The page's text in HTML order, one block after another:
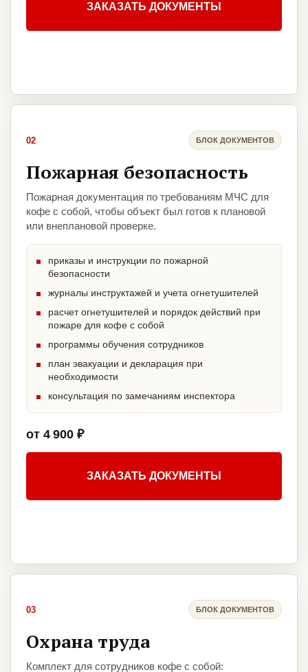
ЗАКАЗАТЬ ДОКУМЕНТЫ
02 БЛОК ДОКУМЕНТОВ
Пожарная безопасность
Пожарная документация по требованиям МЧС для
кофе с собой, чтобы объект был готов к плановой
или внеплановой проверке.
приказы и инструкции по пожарной
безопасности
журналы инструктажей и учета огнетушителей
расчет огнетушителей и порядок действий при
пожаре для кофе с собой
программы обучения сотрудников
план эвакуации и декларация при
необходимости
консультация по замечаниям инспектора
от 4 900 ₽
ЗАКАЗАТЬ ДОКУМЕНТЫ
03 БЛОК ДОКУМЕНТОВ
Охрана труда
Комплект для сотрудников кофе с собой: